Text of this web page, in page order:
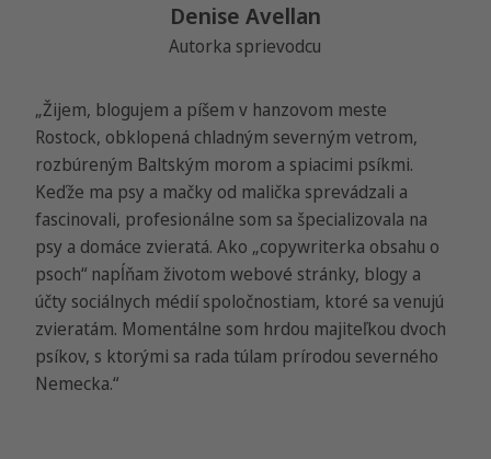
Denise Avellan
Autorka sprievodcu
„Žijem, blogujem a píšem v hanzovom meste
Rostock, obklopená chladným severným vetrom,
rozbúreným Baltským morom a spiacimi psíkmi.
Keďže ma psy a mačky od malička sprevádzali a
fascinovali, profesionálne som sa špecializovala na
psy a domáce zvieratá. Ako „copywriterka obsahu o
psoch“ napĺňam životom webové stránky, blogy a
účty sociálnych médií spoločnostiam, ktoré sa venujú
zvieratám. Momentálne som hrdou majiteľkou dvoch
psíkov, s ktorými sa rada túlam prírodou severného
Nemecka.“